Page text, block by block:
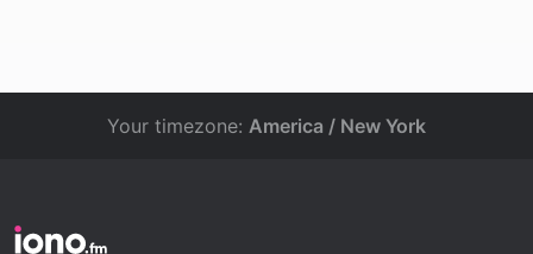
Your timezone: America / New York